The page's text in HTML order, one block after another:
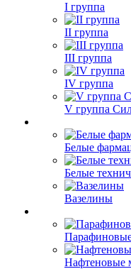
I группа
II группа
III группа
IV группа
V группа
Белые
Белые
Вазелины
Нафтеновые